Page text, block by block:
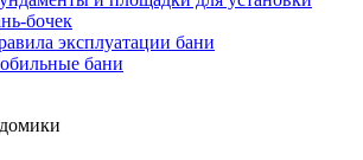
бочек
эксплуатации бани
бани